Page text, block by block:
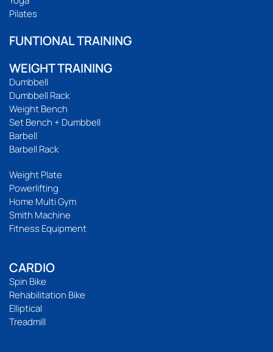
Pilates
FUNTIONAL TRAINING
WEIGHT TRAINING
Dumbbell
Dumbbell Rack
Weight Bench
Set Bench + Dumbbell
Barbell
Barbell Rack
Weight Plate
Powerlifting
Home Multi Gym
Smith Machine
Fitness Equipment
CARDIO
Spin Bike
Rehabilitation Bike
Elliptical
Treadmill